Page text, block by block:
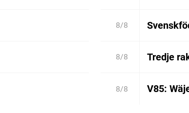
8/8
8/8 Tredje
8/8 V85: